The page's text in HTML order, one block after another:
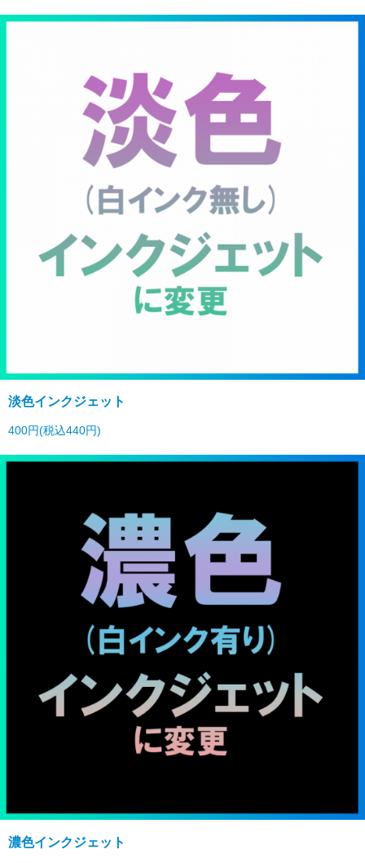
淡色インクジェット
400円(税込440円)
濃色インクジェット